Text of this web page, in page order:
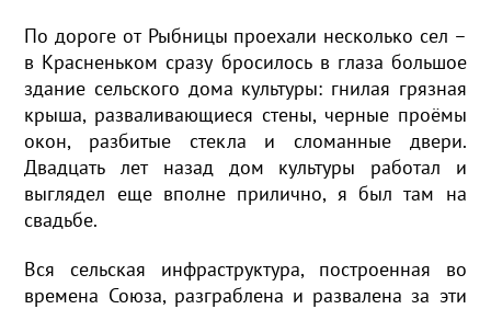
По дороге от Рыбницы проехали несколько сел –
в Красненьком сразу бросилось в глаза большое
здание сельского дома культуры: гнилая грязная
крыша, разваливающиеся стены, черные проёмы
окон, разбитые стекла и сломанные двери.
Двадцать лет назад дом культуры работал и
выглядел еще вполне прилично, я был там на
свадьбе.
Вся сельская инфраструктура, построенная во
времена Союза, разграблена и развалена за эти